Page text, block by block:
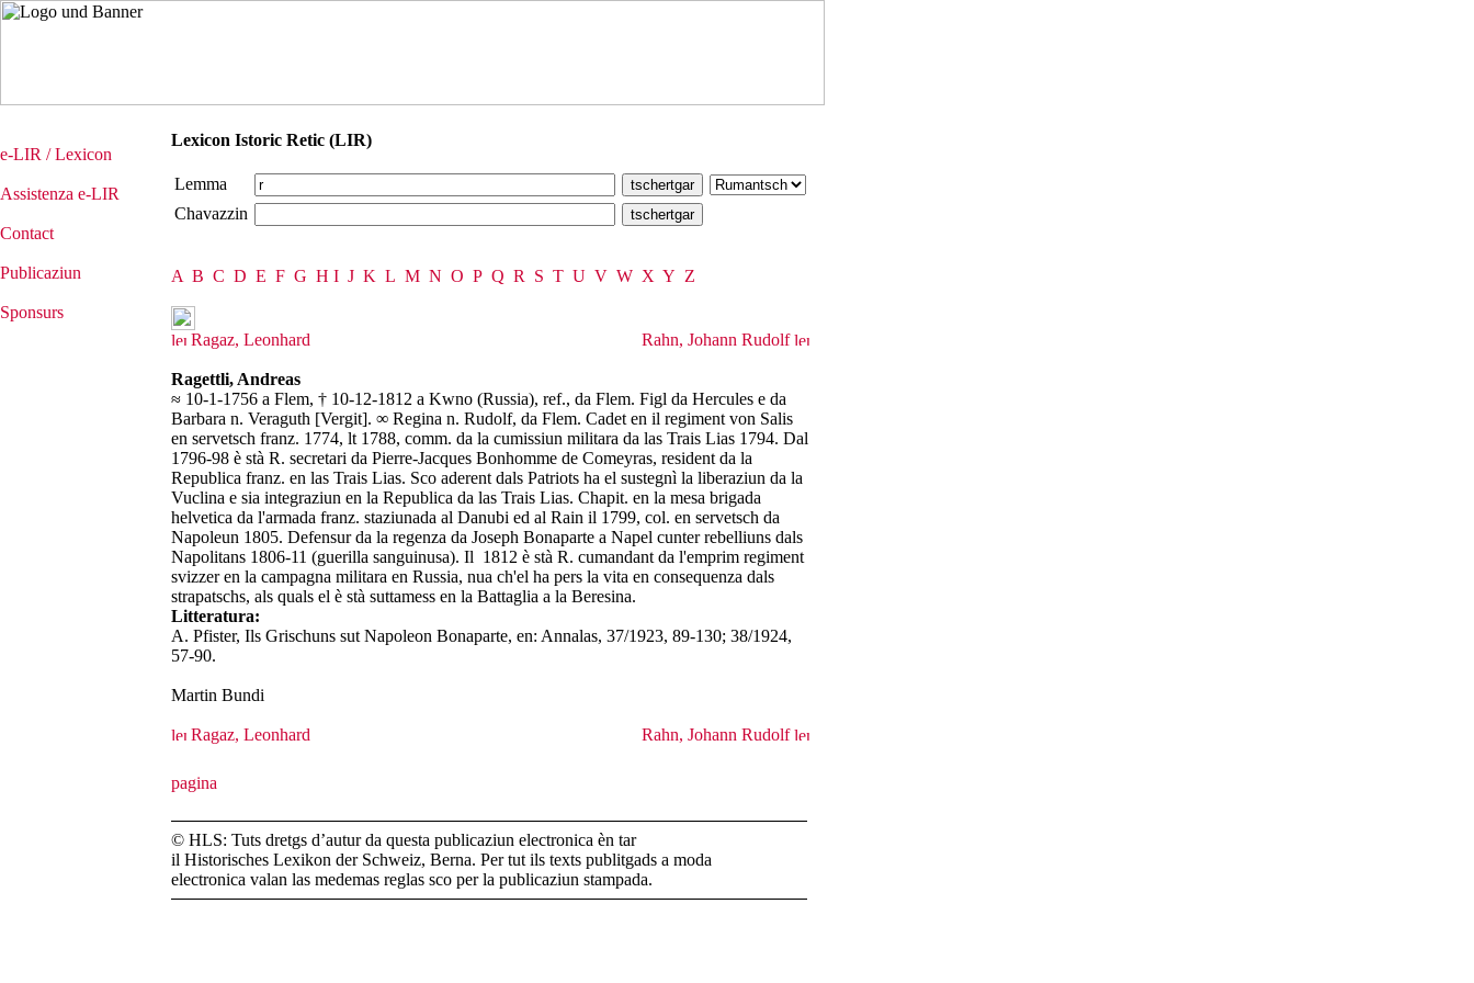
e-LIR / Lexicon
Assistenza e-LIR
Contact
Publicaziun
Sponsurs
Lexicon Istoric Retic (LIR)
Lemma
Chavazzin
A B C D E F G H I J K L M N O P Q R S T U V W X Y Z
Ragaz, Leonhard Rahn, Johann Rudolf
Ragettli, Andreas
≈ 10-1-1756 a Flem, † 10-12-1812 a Kwno (Russia), ref., da Flem. Figl da Hercules e da
Barbara n. Veraguth [Vergit]. ∞ Regina n. Rudolf, da Flem. Cadet en il regiment von Salis
en servetsch franz. 1774, lt 1788, comm. da la cumissiun militara da las Trais Lias 1794. Dal
1796-98 è stà R. secretari da Pierre-Jacques Bonhomme de Comeyras, resident da la
Republica franz. en las Trais Lias. Sco aderent dals Patriots ha el sustegnì la liberaziun da la
Vuclina e sia integraziun en la Republica da las Trais Lias. Chapit. en la mesa brigada
helvetica da l'armada franz. staziunada al Danubi ed al Rain il 1799, col. en servetsch da
Napoleun 1805. Defensur da la regenza da Joseph Bonaparte a Napel cunter rebelliuns dals
Napolitans 1806-11 (guerilla sanguinusa). Il 1812 è stà R. cumandant da l'emprim regiment
svizzer en la campagna militara en Russia, nua ch'el ha pers la vita en consequenza dals
strapatschs, als quals el è stà suttamess en la Battaglia a la Beresina.
Litteratura:
A. Pfister, Ils Grischuns sut Napoleon Bonaparte, en: Annalas, 37/1923, 89-130; 38/1924,
57-90.
Martin Bundi
Ragaz, Leonhard Rahn, Johann Rudolf
© HLS: Tuts dretgs d’autur da questa publicaziun electronica èn tar
il Historisches Lexikon der Schweiz, Berna. Per tut ils texts publitgads a moda
electronica valan las medemas reglas sco per la publicaziun stampada.